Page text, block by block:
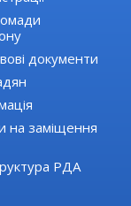
документи
на заміщення
РДА